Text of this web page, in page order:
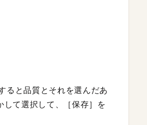
ると品質とそれを選んだあ
して選択して、［保存］を